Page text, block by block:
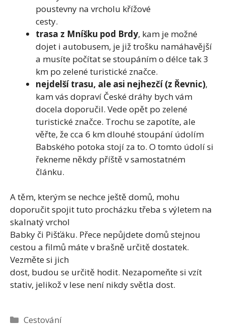
poustevny na vrcholu křížové
cesty.
trasa z Mníšku pod Brdy, kam je možné
dojet i autobusem, je již trošku namáhavější
a musíte počítat se stoupáním o délce tak 3
km po zelené turistické značce.
nejdelší trasu, ale asi nejhezčí (z Řevnic),
kam vás dopraví České dráhy bych vám
docela doporučil. Vede opět po zelené
turistické značce. Trochu se zapotíte, ale
věřte, že cca 6 km dlouhé stoupání údolím
Babského potoka stojí za to. O tomto údolí si
řekneme někdy příště v samostatném
článku.
A těm, kterým se nechce ještě domů, mohu
doporučit spojit tuto procházku třeba s výletem na
skalnatý vrchol
Babky či Pišťáku. Přece nepůjdete domů stejnou
cestou a filmů máte v brašně určitě dostatek.
Vezměte si jich
dost, budou se určitě hodit. Nezapomeňte si vzít
stativ, jelikož v lese není nikdy světla dost.
Rubriky
Cestování